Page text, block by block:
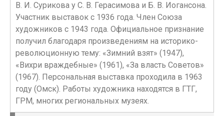
В. И. Сурикова у С. В. Герасимова и Б. В. Иогансона.
Участник выставок с 1936 года. Член Союза
художников с 1943 года. Официальное признание
получил благодаря произведениям на историко-
революционную тему: «Зимний взят» (1947),
«Вихри враждебные» (1961), «За власть Советов»
(1967). Персональная выставка проходила в 1963
году (Омск). Работы художника находятся в ГТГ,
ГРМ, многих региональных музеях.